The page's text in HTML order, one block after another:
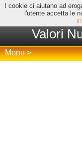
I cookie ci aiutano ad
l'utente accetta le
Valori
Menu >